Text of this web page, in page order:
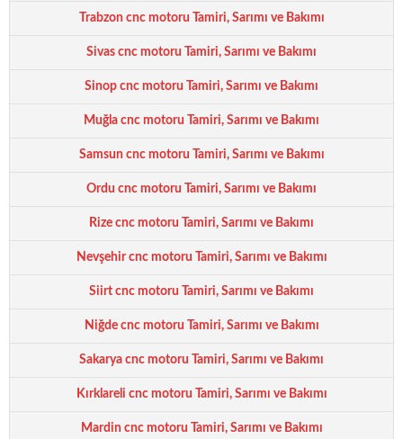
Trabzon cnc motoru Tamiri, Sarımı ve Bakımı
Sivas cnc motoru Tamiri, Sarımı ve Bakımı
Sinop cnc motoru Tamiri, Sarımı ve Bakımı
Muğla cnc motoru Tamiri, Sarımı ve Bakımı
Samsun cnc motoru Tamiri, Sarımı ve Bakımı
Ordu cnc motoru Tamiri, Sarımı ve Bakımı
Rize cnc motoru Tamiri, Sarımı ve Bakımı
Nevşehir cnc motoru Tamiri, Sarımı ve Bakımı
Siirt cnc motoru Tamiri, Sarımı ve Bakımı
Niğde cnc motoru Tamiri, Sarımı ve Bakımı
Sakarya cnc motoru Tamiri, Sarımı ve Bakımı
Kırklareli cnc motoru Tamiri, Sarımı ve Bakımı
Mardin cnc motoru Tamiri, Sarımı ve Bakımı